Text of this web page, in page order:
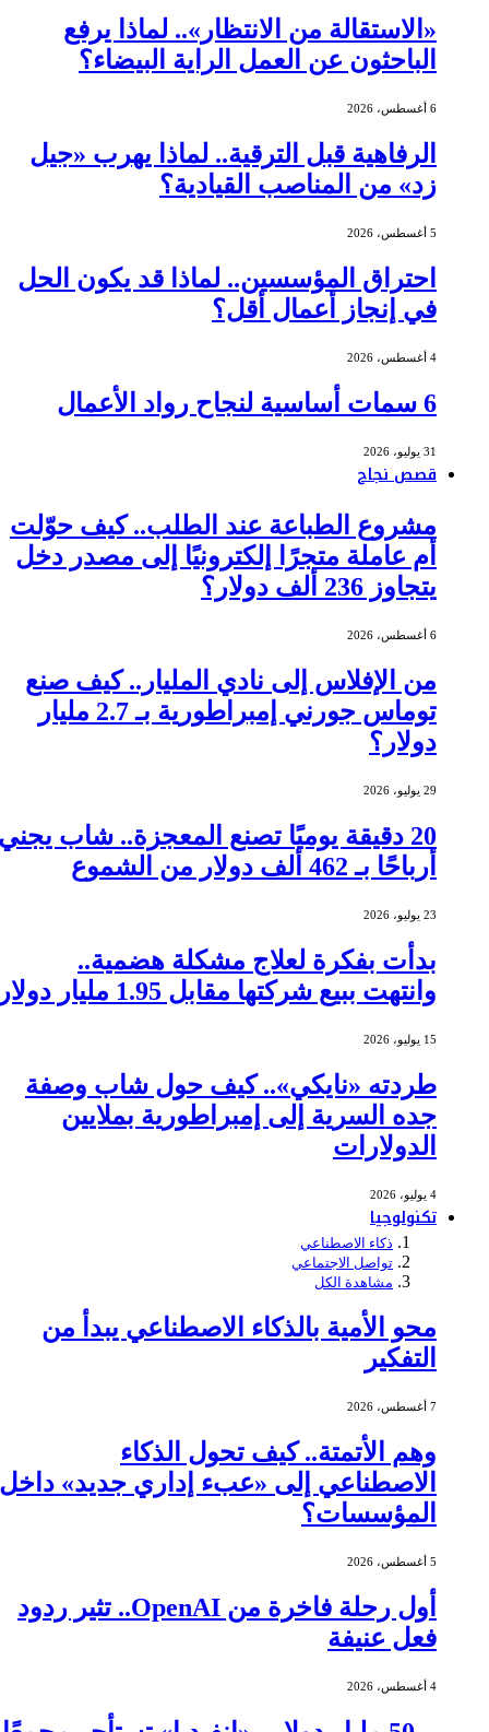
«الاستقالة من الانتظار».. لماذا يرفع
الباحثون عن العمل الراية البيضاء؟
6 أغسطس، 2026
الرفاهية قبل الترقية.. لماذا يهرب «جيل
زد» من المناصب القيادية؟
5 أغسطس، 2026
احتراق المؤسسين.. لماذا قد يكون الحل
في إنجاز أعمال أقل؟
4 أغسطس، 2026
6 سمات أساسية لنجاح رواد الأعمال
31 يوليو، 2026
قصص نجاح
مشروع الطباعة عند الطلب.. كيف حوّلت
أم عاملة متجرًا إلكترونيًا إلى مصدر دخل
يتجاوز 236 ألف دولار؟
6 أغسطس، 2026
من الإفلاس إلى نادي المليار.. كيف صنع
توماس جورني إمبراطورية بـ 2.7 مليار
دولار؟
29 يوليو، 2026
20 دقيقة يوميًا تصنع المعجزة.. شاب يجني
أرباحًا بـ 462 ألف دولار من الشموع
23 يوليو، 2026
بدأت بفكرة لعلاج مشكلة هضمية..
وانتهت ببيع شركتها مقابل 1.95 مليار دولار
15 يوليو، 2026
طردته «نايكي».. كيف حول شاب وصفة
جده السرية إلى إمبراطورية بملايين
الدولارات
4 يوليو، 2026
تكنولوجيا
ذكاء الاصطناعي
تواصل الاجتماعي
مشاهدة الكل
محو الأمية بالذكاء الاصطناعي يبدأ من
التفكير
7 أغسطس، 2026
وهم الأتمتة.. كيف تحول الذكاء
الاصطناعي إلى «عبء إداري جديد» داخل
المؤسسات؟
5 أغسطس، 2026
أول رحلة فاخرة من OpenAI.. تثير ردود
فعل عنيفة
4 أغسطس، 2026